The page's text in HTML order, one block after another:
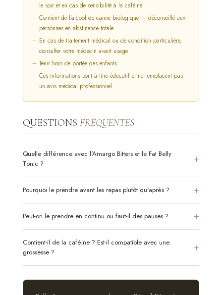
le soir et en cas de sensibilité à la caféine
Contient de l'alcool de canne biologique — déconseillé aux
personnes en abstinence totale
En cas de traitement médical ou de condition particulière,
consulter votre médecin avant usage
Tenir hors de portée des enfants
Ces informations sont à titre éducatif et ne remplacent pas
un avis médical professionnel
QUESTIONS FRÉQUENTES
Quelle différence avec l'Amargo Bitters et le Fat Belly
Tonic ?
Pourquoi le prendre avant les repas plutôt qu'après ?
Peut-on le prendre en continu ou faut-il des pauses ?
Contient-il de la caféine ? Est-il compatible avec une
grossesse ?